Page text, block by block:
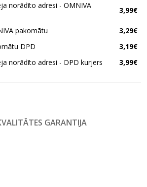
norādīto adresi - OMNIVA
3,99€
pakomātu
3,29€
DPD
3,19€
norādīto adresi - DPD kurjers
3,99€
GARANTIJA